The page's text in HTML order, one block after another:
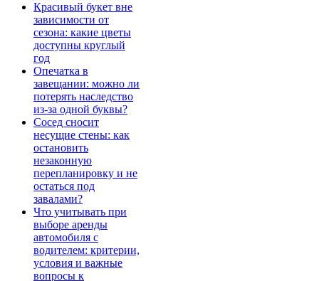
Красивый букет вне
зависимости от
сезона: какие цветы
доступны круглый
год
Опечатка в
завещании: можно ли
потерять наследство
из-за одной буквы?
Сосед сносит
несущие стены: как
остановить
незаконную
перепланировку и не
остаться под
завалами?
Что учитывать при
выборе аренды
автомобиля с
водителем: критерии,
условия и важные
вопросы к